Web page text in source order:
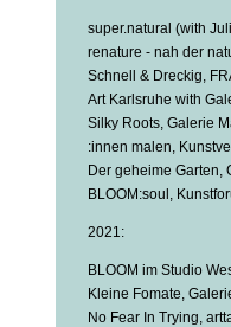
super.natural (with
renature - nah der
Schnell & Dreckig,
Art Karlsruhe with
Silky Roots, Galerie
:innen malen,
Der geheime Garten,
BLOOM:soul,
2021:
BLOOM im Studio
Kleine Fomate,
No Fear In Trying,